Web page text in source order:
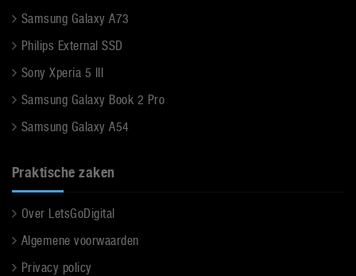
Samsung Galaxy A73
Philips External SSD
Sony Xperia 5 III
Samsung Galaxy Book 2 Pro
Samsung Galaxy A54
Praktische zaken
Over LetsGoDigital
Algemene voorwaarden
Privacy policy